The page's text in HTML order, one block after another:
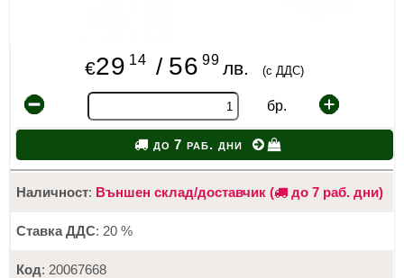
€29 14 / 56 99 лв. (с ДДС)
бр.
до 7 раб. дни
Наличност: Външен склад/доставчик ( до 7 раб. дни)
Ставка ДДС: 20 %
Код: 20067668